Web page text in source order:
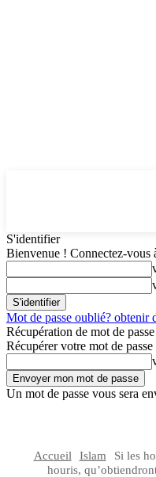
S'identifier
Bienvenue ! Connectez-vous
Mot de passe oublié? obtenir
Récupération de mot de passe
Récupérer votre mot de passe
Un mot de passe vous sera
Accueil Islam
Si les
houris,